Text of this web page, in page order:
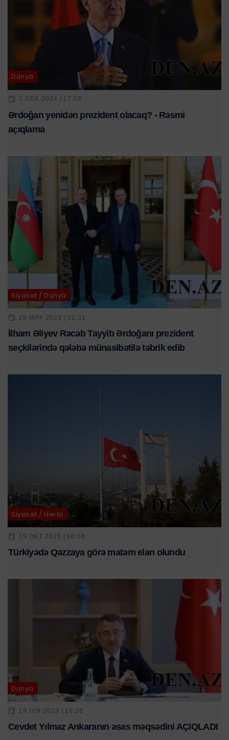
Dünya
1 DEK 2024 | 17:58
Ərdoğan yenidən prezident olacaq? - Rəsmi
açıqlama
Siyasət / Dünya
28 MAY 2023 | 21:31
İlham Əliyev Rəcəb Tayyib Ərdoğanı prezident
seçkilərində qələbə münasibətilə təbrik edib
Siyasət / Hərbi
19 OKT 2023 | 00:58
Türkiyədə Qəzzaya görə matəm elan olundu
Dünya
19 IYN 2023 | 16:28
Cevdet Yılmaz Ankaranın əsas məqsədini AÇIQLADI